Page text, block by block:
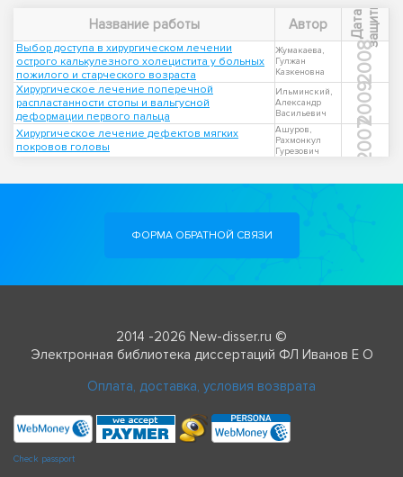
Название работы Автор Д
а
т
а
з
а
щ
и
т ы
Выбор доступа в хирургическом лечении
острого калькулезного холецистита у больных
пожилого и старческого возраста
Жумакаева,
Гулжан
Казкеновна
2008
Хирургическое лечение поперечной
распластанности стопы и вальгусной
деформации первого пальца
Ильминский,
Александр
Васильевич
2009
Хирургическое лечение дефектов мягких
покровов головы
Ашуров,
Рахмонкул
Гурезович
2007
ФОРМА ОБРАТНОЙ СВЯЗИ
2014 -2026 New-disser.ru ©
Электронная библиотека диссертаций ФЛ Иванов Е О
Оплата, доставка, условия возврата
Check passport